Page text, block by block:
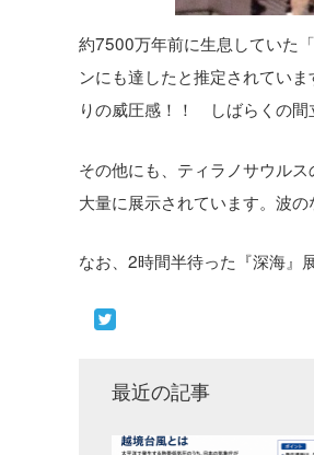
約7500万年前に生息していた
ンにも達したと推定されてい
りの威圧感！！ しばらくの間
その他にも、ティラノサウル
大量に展示されています。波の
なお、2時間半待った『深海』
最近の記事